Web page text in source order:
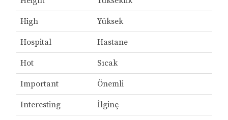
High Yüksek
Hospital Hastane
Hot Sıcak
Important Önemli
Interesting İlginç